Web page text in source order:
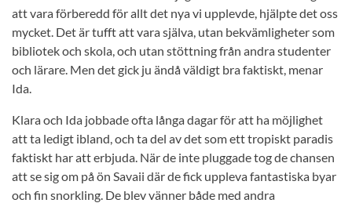
att vara förberedd för allt det nya vi upplevde, hjälpte det oss
mycket. Det är tufft att vara själva, utan bekvämligheter som
bibliotek och skola, och utan stöttning från andra studenter
och lärare. Men det gick ju ändå väldigt bra faktiskt, menar
Ida.
Klara och Ida jobbade ofta långa dagar för att ha möjlighet
att ta ledigt ibland, och ta del av det som ett tropiskt paradis
faktiskt har att erbjuda. När de inte pluggade tog de chansen
att se sig om på ön Savaii där de fick uppleva fantastiska byar
och fin snorkling. De blev vänner både med andra